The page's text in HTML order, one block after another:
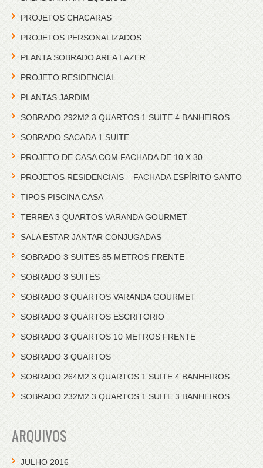
PROJETOS CHACARAS
PROJETOS PERSONALIZADOS
PLANTA SOBRADO AREA LAZER
PROJETO RESIDENCIAL
PLANTAS JARDIM
SOBRADO 292M2 3 QUARTOS 1 SUITE 4 BANHEIROS
SOBRADO SACADA 1 SUITE
PROJETO DE CASA COM FACHADA DE 10 X 30
PROJETOS RESIDENCIAIS – FACHADA ESPÍRITO SANTO
TIPOS PISCINA CASA
TERREA 3 QUARTOS VARANDA GOURMET
SALA ESTAR JANTAR CONJUGADAS
SOBRADO 3 SUITES 85 METROS FRENTE
SOBRADO 3 SUITES
SOBRADO 3 QUARTOS VARANDA GOURMET
SOBRADO 3 QUARTOS ESCRITORIO
SOBRADO 3 QUARTOS 10 METROS FRENTE
SOBRADO 3 QUARTOS
SOBRADO 264M2 3 QUARTOS 1 SUITE 4 BANHEIROS
SOBRADO 232M2 3 QUARTOS 1 SUITE 3 BANHEIROS
ARQUIVOS
JULHO 2016